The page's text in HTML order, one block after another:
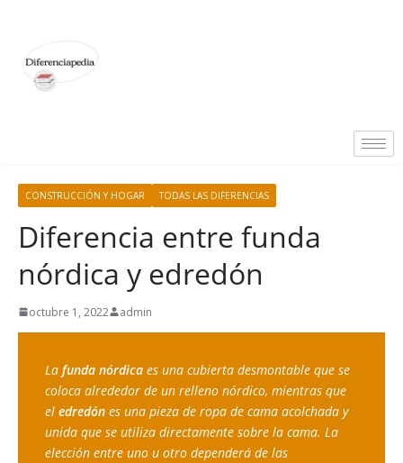
CONSTRUCCIÓN Y HOGAR TODAS LAS DIFERENCIAS
Diferencia entre funda
nórdica y edredón
octubre 1, 2022 admin
La funda nórdica es una cubierta desmontable que se
coloca alrededor de un relleno nórdico, mientras que
el edredón es una pieza de ropa de cama acolchada y
unida que se utiliza directamente sobre la cama. La
elección entre uno u otro dependerá de las